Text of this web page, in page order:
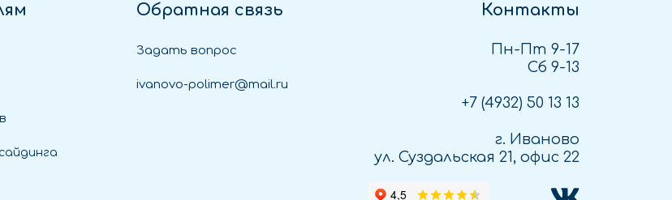
Обратная связь
Задать вопрос
ivanovo-polimer@mail.ru
Контакты
Пн-Пт 9-17
Сб 9-13
+7 (4932) 50 13 13
г. Иваново
ул. Суздальская 21, офис 22